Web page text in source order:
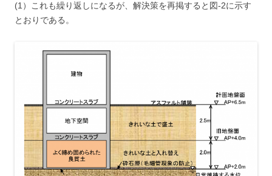
(1）これも繰り返しになるが、解決策を再掲すると図-2に示す
とおりである。